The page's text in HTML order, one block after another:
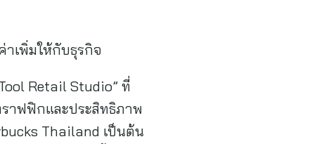
าเพิ่มให้กับธุรกิจ
Retail Studio” ที่
าฟฟิกและประสิทธิภาพ
Thailand เป็นต้น